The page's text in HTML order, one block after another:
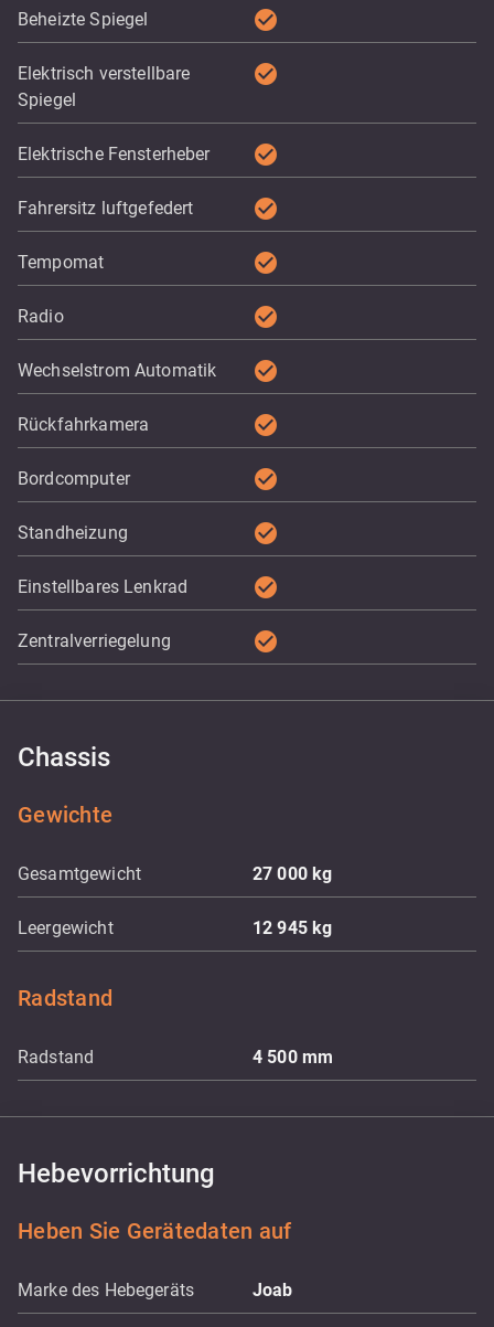
Beheizte Spiegel check_circle
Elektrisch verstellbare
Spiegel
check_circle
Elektrische Fensterheber check_circle
Fahrersitz luftgefedert check_circle
Tempomat check_circle
Radio check_circle
Wechselstrom Automatik check_circle
Rückfahrkamera check_circle
Bordcomputer check_circle
Standheizung check_circle
Einstellbares Lenkrad check_circle
Zentralverriegelung check_circle
Chassis
Gewichte
Gesamtgewicht 27 000kg
Leergewicht 12 945kg
Radstand
Radstand 4 500 mm
Hebevorrichtung
Heben Sie Gerätedaten auf
Marke des Hebegeräts Joab